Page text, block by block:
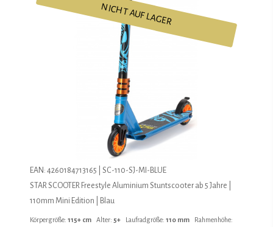
EAN: 4260184713165 | SC-110-SJ-MI-BLUE
STAR SCOOTER Freestyle Aluminium Stuntscooter ab 5 Jahre |
110mm Mini Edition | Blau
Körpergröße: 115+ cm Alter: 5+ Laufradgröße: 110 mm Rahmenhöhe:
NICHT AUF LAGER